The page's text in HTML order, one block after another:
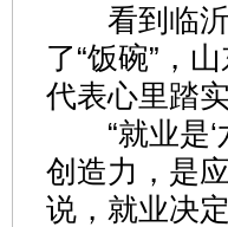
看到临沂
了“饭碗”，
代表心里踏
“就业是‘
创造力，是
说，就业决